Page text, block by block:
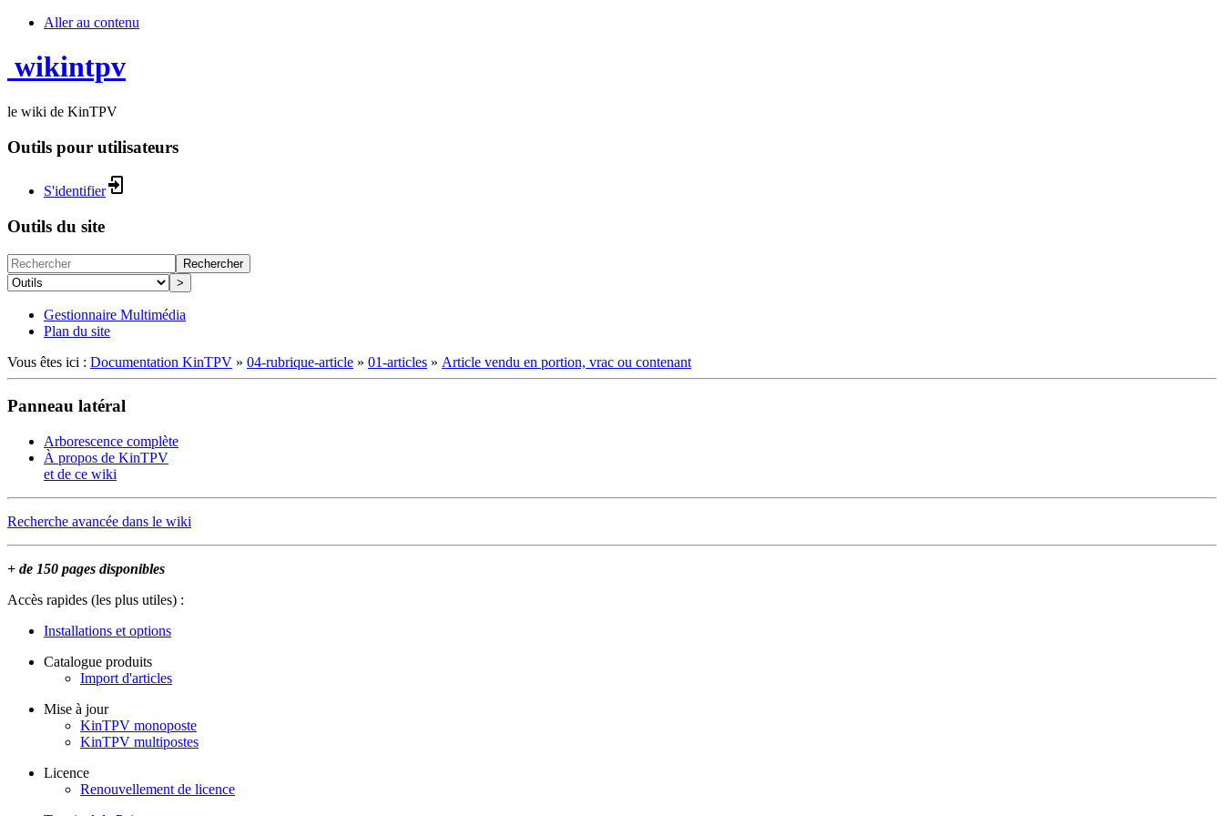
Aller au contenu
wikintpv
le wiki de KinTPV
Outils pour utilisateurs
S'identifier
Outils du site
Rechercher
>
Gestionnaire Multimédia
Plan du site
Vous êtes ici : Documentation KinTPV » 04-rubrique-article » 01-articles » Article vendu en portion, vrac ou contenant
Panneau latéral
Arborescence complète
À propos de KinTPV
et de ce wiki
Recherche avancée dans le wiki
+ de 150 pages disponibles
Accès rapides (les plus utiles) :
Installations et options
Catalogue produits
Import d'articles
Mise à jour
KinTPV monoposte
KinTPV multipostes
Licence
Renouvellement de licence